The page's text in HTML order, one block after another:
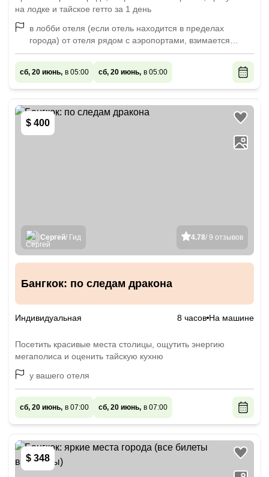
на лодке и тайское гетто за 1 день
в лобби отеля (если отель находится в пределах
города) от отеля рядом с аэропортами, взимается
дополнительная плата
сб, 20 июнь, в 05:00 сб, 20 июнь, в 05:00
$ 400
4.78/ 9 отзывов
Сергей/ Гид
Бангкок: по следам дракона
Индивидуальная 8 часов На машине
Посетить красивые места столицы, ощутить энергию
мегаполиса и оценить тайскую кухню
у вашего отеля
сб, 20 июнь, в 07:00 сб, 20 июнь, в 07:00
$ 348